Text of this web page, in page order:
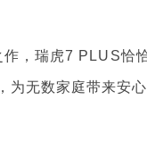
瑞虎7 PLUS恰
无数家庭带来安